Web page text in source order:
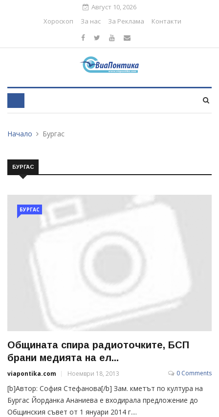
Август 10, 2026
Хороскоп
За нас За Реклама Контакти
Начало Бургас
БУРГАС
БУРГАС
Общината спира радиоточките, БСП
брани медията на ел...
viapontika.com Ноември 18, 2013 0 Comments
[b]Автор: София Стефанова[/b] Зам. кметът по култура на
Бургас Йорданка Ананиева е входирала предложение до
Общинския съвет от 1 януари 2014 г....